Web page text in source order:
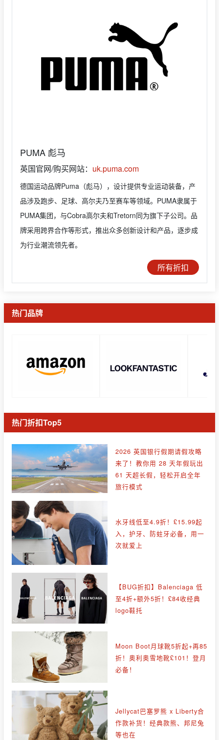
PUMA 彪马
英国官网/购买网站： uk.puma.com
德国运动品牌Puma（彪马），设计提供专业运动装备，产
品涉及跑步、足球、高尔夫乃至赛车等领域。PUMA隶属于
PUMA集团，与Cobra高尔夫和Tretorn同为旗下子公司。品
牌采用跨界合作等形式，推出众多创新设计和产品，逐步成
为行业潮流领先者。
所有折扣
热门品牌
热门折扣Top5
2026 英国银行假期请假攻略
来了！教你用 28 天年假玩出
61 天超长假，轻松开启全年
旅行模式
水牙线低至4.9折！£15.99起
入，护牙、防蛀牙必备，用一
次就爱上
【BUG折扣】Balenciaga 低
至4折+额外5折！£84收经典
logo鞋托
Moon Boot月球靴5折起+再85
折！奥利奥雪地靴£101！登月
必备！
Jellycat巴塞罗熊 x Liberty合
作款补货！经典款熊、邦尼兔
等也在